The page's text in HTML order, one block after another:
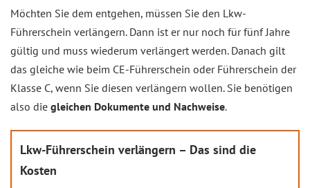
Möchten Sie dem entgehen, müssen Sie den Lkw-
Führerschein verlängern. Dann ist er nur noch für fünf Jahre
gültig und muss wiederum verlängert werden. Danach gilt
das gleiche wie beim CE-Führerschein oder Führerschein der
Klasse C, wenn Sie diesen verlängern wollen. Sie benötigen
also die gleichen Dokumente und Nachweise.
Lkw-Führerschein verlängern – Das sind die
Kosten